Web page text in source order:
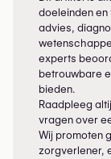
doeleinden
advies,
experts
betrouwbare
bieden.
Raadpleeg
vragen over
Wij promoten
zorgverlener,